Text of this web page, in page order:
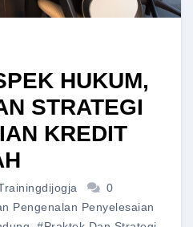
HUKUM,
STRATEGI
KREDIT
0
Pengenalan Penyelesaian